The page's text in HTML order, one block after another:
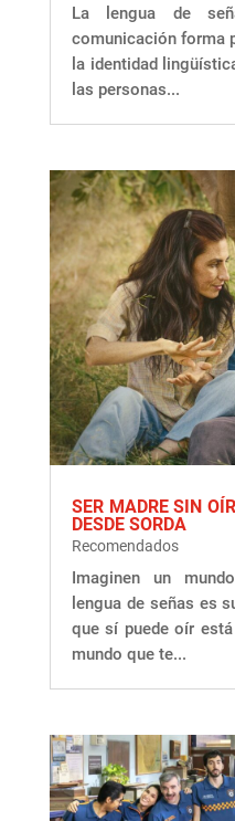
La lengua de
comunicación forma
la identidad
las personas...
SER MADRE SIN
DESDE SORDA
Recomendados
Imaginen un
lengua de señas es
que sí puede oír
mundo que te...